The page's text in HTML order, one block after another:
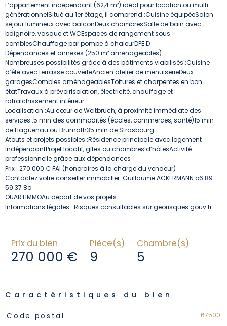
L’appartement indépendant (62,4 m²) idéal pour location ou multi-
générationnelSitué au 1er étage, il comprend :Cuisine équipéeSalon
séjour lumineux avec balconDeux chambresSalle de bain avec
baignoire, vasque et WCEspaces de rangement sous
comblesChauffage par pompe à chaleurDPE D
Dépendances et annexes (250 m² aménageables)
Nombreuses possibilités grâce à des bâtiments viabilisés :Cuisine
d’été avec terrasse couverteAncien atelier de menuiserieDeux
garagesCombles aménageablesToitures et charpentes en bon
étatTravaux à prévoirIsolation, électricité, chauffage et
rafraîchissement intérieur.
Localisation :Au cœur de Weitbruch, à proximité immédiate des
services :5 min des commodités (écoles, commerces, santé)15 min
de Haguenau ou Brumath35 min de Strasbourg
Atouts et projets possibles :Résidence principale avec logement
indépendantProjet locatif, gîtes ou chambres d’hôtesActivité
professionnelle grâce aux dépendances
Prix : 270 000 € FAI (honoraires à la charge du vendeur)
Contactez votre conseiller immobilier :Guillaume ACKERMANN o6 89
59 37 8o
OUARTIMMOAu départ de vos projets
Informations légales : Risques consultables sur georisques.gouv.fr
Prix du bien
270 000 €
Pièce(s)
9
Chambre(s)
5
Caractéristiques du bien
Caractéristiques Valeurs
Code postal 67500